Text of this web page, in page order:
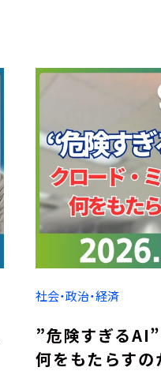
社会・政治・経済
”危険すぎる
何をもたらすの